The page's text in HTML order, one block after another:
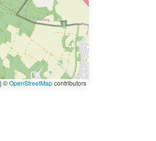
| ©OpenStreetMapcontributors